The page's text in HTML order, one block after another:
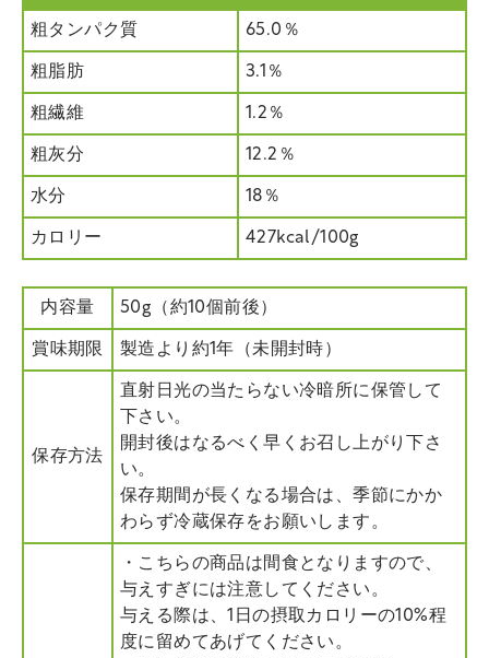
粗タンパク質 65.0％
粗脂肪 3.1％
粗繊維 1.2％
粗灰分 12.2％
水分 18％
カロリー 427kcal/100g
内容量 50g（約10個前後）
賞味期限 製造より約1年（未開封時）
保存方法
直射日光の当たらない冷暗所に保管して
下さい。
開封後はなるべく早くお召し上がり下さ
い。
保存期間が長くなる場合は、季節にかか
わらず冷蔵保存をお願いします。
・こちらの商品は間食となりますので、
与えすぎには注意してください。
与える際は、1日の摂取カロリーの10%程
度に留めてあげてください。